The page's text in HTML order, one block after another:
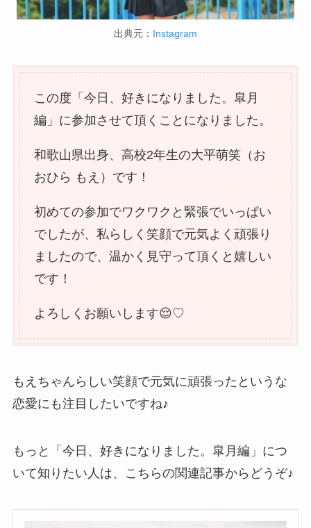
出典元： Instagram
この度「今日、好きになりました。皐月
編」に参加させて頂くことになりました。
和歌山県出身、高校2年生の大平萌笑（お
おひら もえ）です！
初めての参加でワクワクと緊張でいっぱい
でしたが、私らしく笑顔で元気よく頑張り
ましたので、温かく見守って頂くと嬉しい
です！
よろしくお願いします😌♡
もえちゃんらしい笑顔で元気に頑張ったというな
恋愛にも注目したいですね♪
もっと「今日、好きになりました。皐月編」につ
いて知りたい人は、こちらの関連記事からどうぞ♪